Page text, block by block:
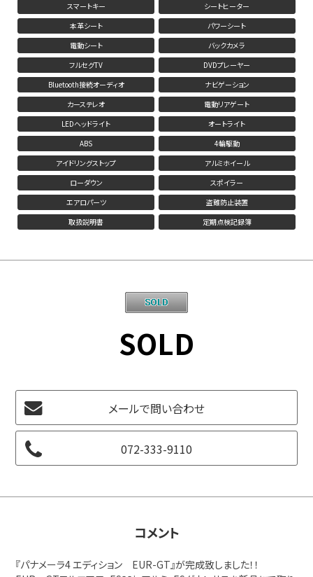
スマートキー
シートヒーター
本革シート
パワーシート
電動シート
バックカメラ
フルセグTV
DVDプレーヤー
Bluetooth接続オーディオ
ナビゲーション
カーステレオ
電動リアゲート
LEDヘッドライト
オートライト
ABS
4輪駆動
アイドリングストップ
アルミホイール
ローダウン
スポイラー
エアロパーツ
盗難防止装置
取扱説明書
定期点検記録簿
SOLD
メールで問い合わせ
072-333-9110
コメント
『パナメーラ4 エディション EUR-GT』が完成致しました！！